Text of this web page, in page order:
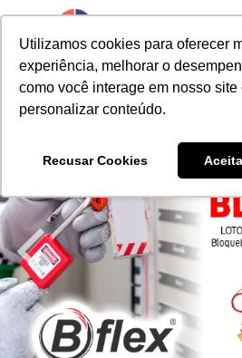
Utilizamos cookies para oferecer
experiência, melhorar o
como você interage em nosso site
personalizar conteúdo.
Recusar Cookies